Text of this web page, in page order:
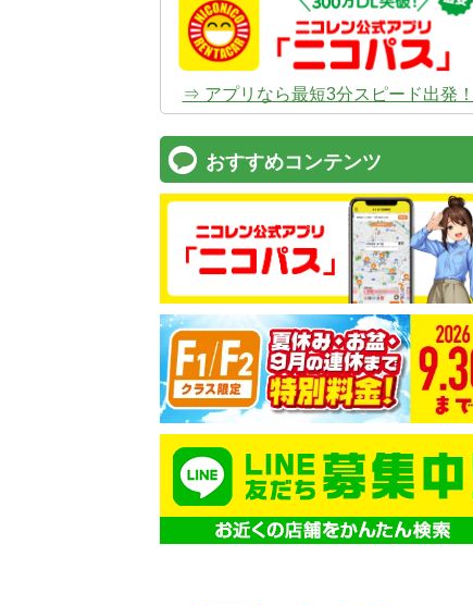
⇒ アプリなら最短3分スピード出発！
おすすめコンテンツ